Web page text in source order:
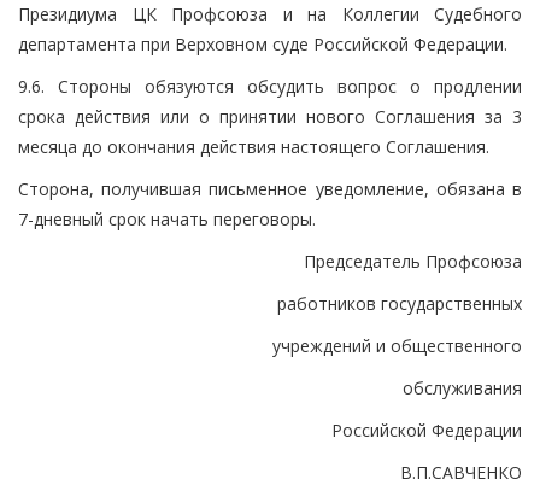
Президиума ЦК Профсоюза и на Коллегии Судебного
департамента при Верховном суде Российской Федерации.
9.6. Стороны обязуются обсудить вопрос о продлении
срока действия или о принятии нового Соглашения за 3
месяца до окончания действия настоящего Соглашения.
Сторона, получившая письменное уведомление, обязана в
7-дневный срок начать переговоры.
Председатель Профсоюза
работников государственных
учреждений и общественного
обслуживания
Российской Федерации
В.П.САВЧЕНКО